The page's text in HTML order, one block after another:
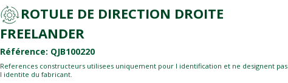
ROTULE DE DIRECTION DROITE
FREELANDER
Référence: QJB100220
References constructeurs utilisees uniquement pour l identification et ne designent pas
l identite du fabricant.